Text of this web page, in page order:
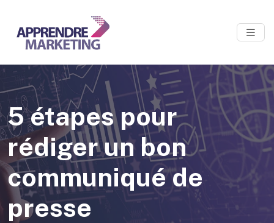
5 étapes pour
rédiger un bon
communiqué de
presse